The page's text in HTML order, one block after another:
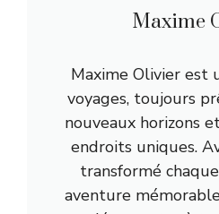
Maxime
Maxime Olivier est
voyages, toujours
nouveaux horizons
endroits uniques.
transformé
aventure